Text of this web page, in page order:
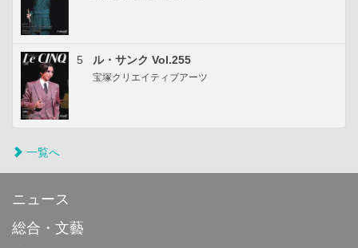
5 ル・サンク Vol.255
宝塚クリエイティブアーツ
一覧へ
ニュース
総合・文藝